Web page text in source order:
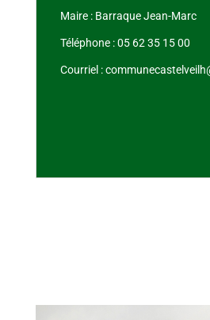
Maire : Barraque Jean-Marc
Téléphone : 05 62 35 15 00
Courriel :